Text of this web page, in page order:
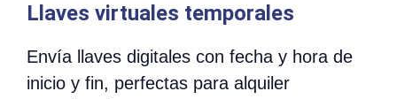
Llaves virtuales temporales
Envía llaves digitales con fecha y hora de
inicio y fin, perfectas para alquiler